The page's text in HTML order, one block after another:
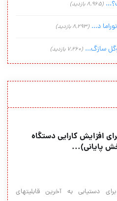
(8,965 بازدید)
د... (8,293 بازدید)
(7,260 بازدید)
برای افزایش کارایی دستگاه
پایانی)...
خبرهای خوبی برایتان داریم؛ برای دستیابی به آخرین قابلیت‎های